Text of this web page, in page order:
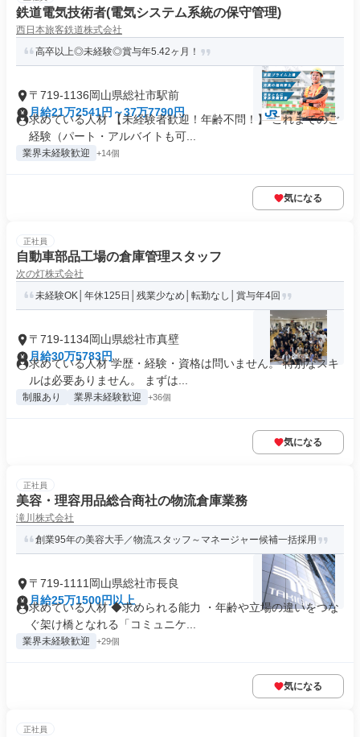
鉄道電気技術者(電気システム系統の保守管理)
西日本旅客鉄道株式会社
高卒以上◎未経験◎賞与年5.42ヶ月！
〒719-1136岡山県総社市駅前
月給21万2541円～37万7790円
求めている人材 【未経験者歓迎！年齢不問！】 これまでのご
経験（パート・アルバイトも可...
業界未経験歓迎 +14個
気になる
正社員
自動車部品工場の倉庫管理スタッフ
次の灯株式会社
未経験OK│年休125日│残業少なめ│転勤なし│賞与年4回
〒719-1134岡山県総社市真壁
月給30万5783円
求めている人材 学歴・経験・資格は問いません。 特別なスキ
ルは必要ありません。 まずは...
制服あり 業界未経験歓迎 +36個
気になる
正社員
美容・理容用品総合商社の物流倉庫業務
滝川株式会社
創業95年の美容大手／物流スタッフ～マネージャー候補一括採用
〒719-1111岡山県総社市長良
月給25万1500円以上
求めている人材 ◆求められる能力 ・年齢や立場の違いをつな
ぐ架け橋となれる「コミュニケ...
業界未経験歓迎 +29個
気になる
正社員